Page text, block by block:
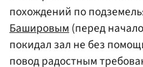
похождений по
Башировым(перед
покидал зал не без
повод радостным